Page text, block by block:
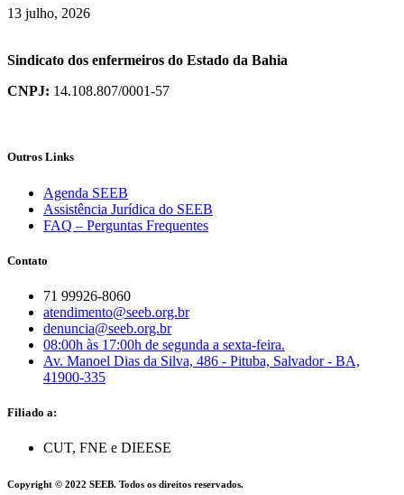
13 julho, 2026
Sindicato dos enfermeiros do Estado da Bahia
CNPJ: 14.108.807/0001-57
Outros Links
Agenda SEEB
Assistência Jurídica do SEEB
FAQ – Perguntas Frequentes
Contato
71 99926-8060
atendimento@seeb.org.br
denuncia@seeb.org.br
08:00h às 17:00h de segunda a sexta-feira.
Av. Manoel Dias da Silva, 486 - Pituba, Salvador - BA,
41900-335
Filiado a:
CUT, FNE e DIEESE
Copyright © 2022 SEEB. Todos os direitos reservados.